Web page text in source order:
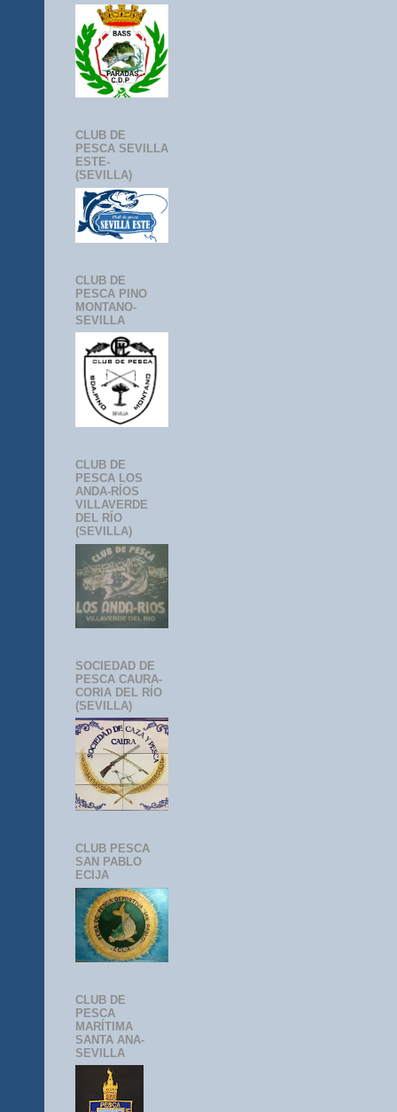
CLUB DE
PESCA SEVILLA
ESTE-
(SEVILLA)
CLUB DE
PESCA PINO
MONTANO-
SEVILLA
CLUB DE
PESCA LOS
ANDA-RÍOS
VILLAVERDE
DEL RÍO
(SEVILLA)
SOCIEDAD DE
PESCA CAURA-
CORIA DEL RÍO
(SEVILLA)
CLUB PESCA
SAN PABLO
ECIJA
CLUB DE
PESCA
MARÍTIMA
SANTA ANA-
SEVILLA